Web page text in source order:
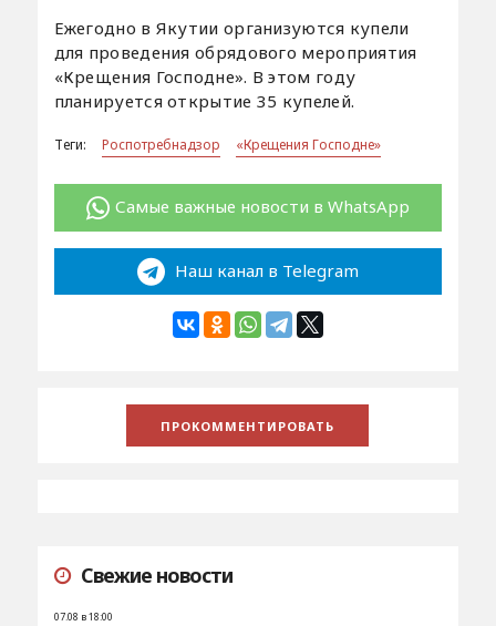
Ежегодно в Якутии организуются купели
для проведения обрядового мероприятия
«Крещения Господне». В этом году
планируется открытие 35 купелей.
Теги: Роспотребнадзор «Крещения Господне»
Самые важные новости в WhatsApp
Наш канал в Telegram
Свежие новости
07.08 в 18:00